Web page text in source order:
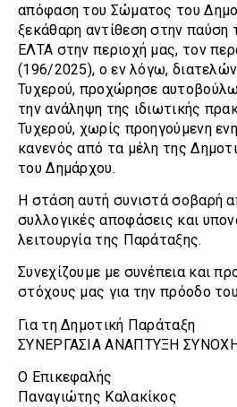
απόφαση του Σώματος του
ξεκάθαρη αντίθεση στην παύση
ΕΛΤΑ στην περιοχή μας, τον
(196/2025), ο εν λόγω,
Τυχερού, προχώρησε
την ανάληψη της ιδιωτικής
Τυχερού, χωρίς προηγούμενη
κανενός από τα μέλη της
του Δημάρχου.
Η στάση αυτή συνιστά σοβαρή
συλλογικές αποφάσεις και
λειτουργία της Παράταξης.
Συνεχίζουμε με συνέπεια και
στόχους μας για την πρόοδο
Για τη Δημοτική Παράταξη
ΣΥΝΕΡΓΑΣΙΑ ΑΝΑΠΤΥΞΗ
Ο Επικεφαλής
Παναγιώτης Καλακίκος